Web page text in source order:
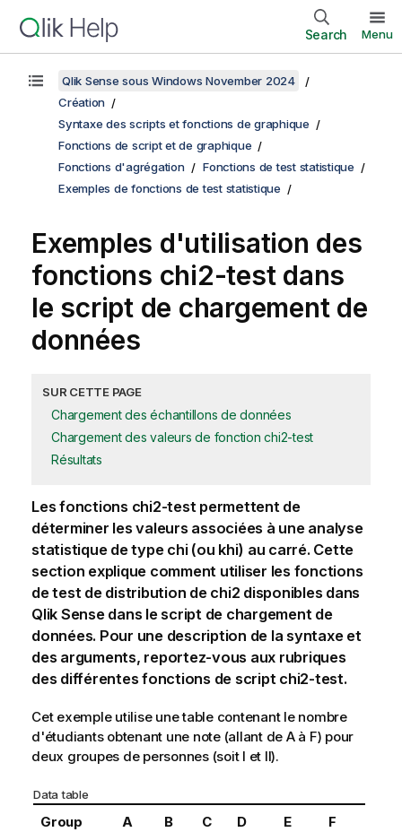
Search Menu
Qlik Sense sous Windows November 2024
Création
Syntaxe des scripts et fonctions de graphique
Fonctions de script et de graphique
Fonctions d'agrégation
Fonctions de test statistique
Exemples de fonctions de test statistique
Exemples d'utilisation des
fonctions chi2-testdans
le script de chargement de
données
SUR CETTE PAGE
Chargement des échantillons de données
Chargement des valeurs de fonction chi2-test
Résultats
Les fonctions chi2-testpermettent de
déterminer les valeurs associées à une analyse
statistique de type chi (ou khi) au carré. Cette
section explique comment utiliser les fonctions
de test de distribution de chi2 disponibles dans
Qlik Sensedans le script de chargement de
données. Pour une description de la syntaxe et
des arguments, reportez-vous aux rubriques
des différentes fonctions de script chi2-test.
Cet exemple utilise une table contenant le nombre
d'étudiants obtenant une note (allant de A à F) pour
deux groupes de personnes (soit I et II).
Data table
Group A B C D E F